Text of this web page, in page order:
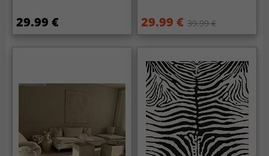
29.99 € 29.99 € 39.99 €